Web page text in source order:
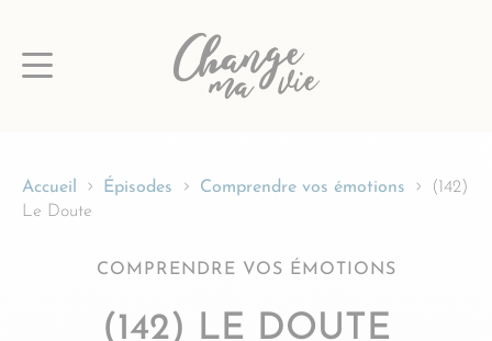
au
Accueil Épisodes Comprendre vos émotions
(142)
Le Doute
COMPRENDRE VOS ÉMOTIONS
(142) LE DOUTE